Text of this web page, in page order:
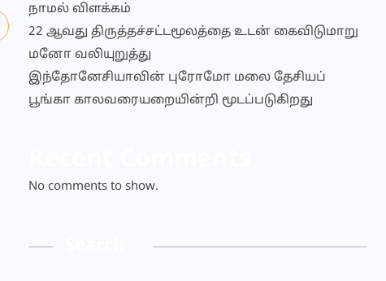
நாமல் விளக்கம்
22 ஆவது திருத்தச்சட்டமூலத்தை உடன் கைவிடுமாறு
மனோ வலியுறுத்து
இந்தோனேசியாவின் புரோமோ மலை தேசியப்
பூங்கா காலவரையறையின்றி மூடப்படுகிறது
No comments to show.